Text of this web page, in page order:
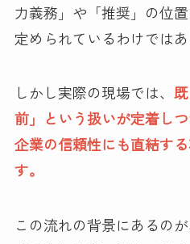
力義務」や「推奨」の位
定められているわけではあ
しかし実際の現場では、
前」という扱いが定着し
企業の信頼性にも直結す
す。
この流れの背景にあるの